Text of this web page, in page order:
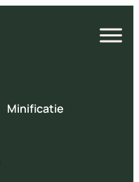
Open
Minificatie